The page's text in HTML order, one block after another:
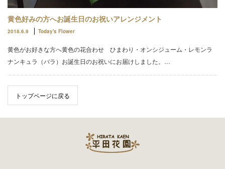
黄色好みの方へお誕生日のお祝いアレンジメント
2018.6.9 Today's Flower
黄色がお好きな方へ黄色の花合わせ ひまわり・オンシジューム・レモンラ
ナンキュラ（バラ）お誕生日のお祝いにお届けしました。…
トップページに戻る